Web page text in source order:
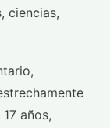
ciencias,
años,